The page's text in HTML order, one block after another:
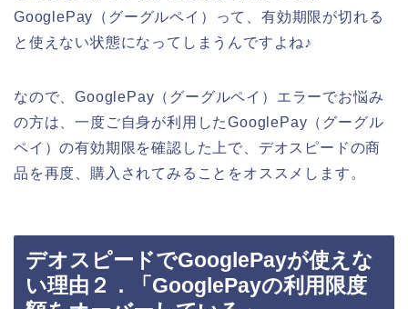
GooglePay（グーグルペイ）って、有効期限が切れる
と使えない状態になってしまうんですよね♪
なので、GooglePay（グーグルペイ）エラーでお悩み
の方は、一度ご自身が利用したGooglePay（グーグル
ペイ）の有効期限を確認した上で、デオスピードの商
品を再度、購入されてみることをオススメします。
デオスピードでGooglePayが使えな
い理由２．「GooglePayの利用限度